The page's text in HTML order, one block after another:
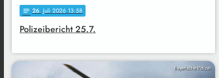
notes 26. Juli 2026 13:58
Polizeibericht 25.7.
Bayerische Polizei